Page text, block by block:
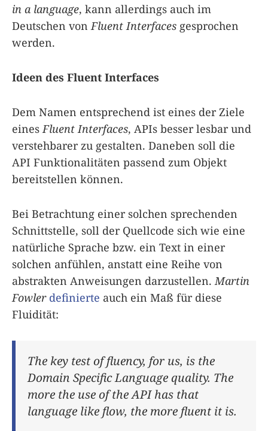
in a language, kann allerdings auch im
Deutschen von Fluent Interfaces gesprochen
werden.
Ideen des Fluent Interfaces
Dem Namen entsprechend ist eines der Ziele
eines Fluent Interfaces, APIs besser lesbar und
verstehbarer zu gestalten. Daneben soll die
API Funktionalitäten passend zum Objekt
bereitstellen können.
Bei Betrachtung einer solchen sprechenden
Schnittstelle, soll der Quellcode sich wie eine
natürliche Sprache bzw. ein Text in einer
solchen anfühlen, anstatt eine Reihe von
abstrakten Anweisungen darzustellen. Martin
Fowler definierte auch ein Maß für diese
Fluidität:
The key test of fluency, for us, is the
Domain Specific Language quality. The
more the use of the API has that
language like flow, the more fluent it is.